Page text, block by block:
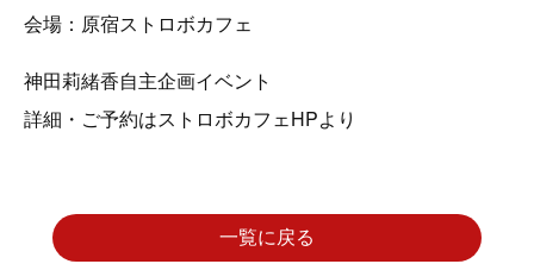
会場：原宿ストロボカフェ
神田莉緒香自主企画イベント
詳細・ご予約はストロボカフェHPより
一覧に戻る